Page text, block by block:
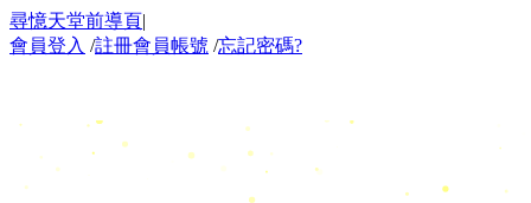
尋憶天堂前導頁|
會員登入 /註冊會員帳號 /忘記密碼?